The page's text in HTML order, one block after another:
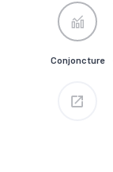
Conjoncture